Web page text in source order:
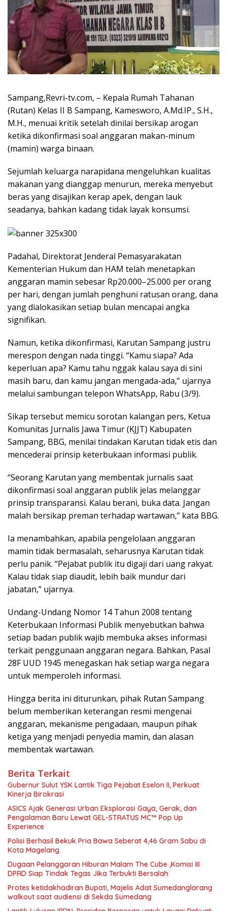
Sampang,Revri-tv.com, – Kepala Rumah Tahanan
(Rutan) Kelas II B Sampang, Kamesworo, A.Md.IP., S.H.,
M.H., menuai kritik setelah dinilai bersikap arogan
ketika dikonfirmasi soal anggaran makan-minum
(mamin) warga binaan.
Sejumlah keluarga narapidana mengeluhkan kualitas
makanan yang dianggap menurun, mereka menyebut
beras yang disajikan kerap apek, dengan lauk
seadanya, bahkan kadang tidak layak konsumsi.
Padahal, Direktorat Jenderal Pemasyarakatan
Kementerian Hukum dan HAM telah menetapkan
anggaran mamin sebesar Rp20.000–25.000 per orang
per hari, dengan jumlah penghuni ratusan orang, dana
yang dialokasikan setiap bulan mencapai angka
signifikan.
Namun, ketika dikonfirmasi, Karutan Sampang justru
merespon dengan nada tinggi. “Kamu siapa? Ada
keperluan apa? Kamu tahu nggak kalau saya di sini
masih baru, dan kamu jangan mengada-ada,” ujarnya
melalui sambungan telepon WhatsApp, Rabu (3/9).
Sikap tersebut memicu sorotan kalangan pers, Ketua
Komunitas Jurnalis Jawa Timur (KJJT) Kabupaten
Sampang, BBG, menilai tindakan Karutan tidak etis dan
mencederai prinsip keterbukaan informasi publik.
“Seorang Karutan yang membentak jurnalis saat
dikonfirmasi soal anggaran publik jelas melanggar
prinsip transparansi. Kalau berani, buka data. Jangan
malah bersikap preman terhadap wartawan,” kata BBG.
Ia menambahkan, apabila pengelolaan anggaran
mamin tidak bermasalah, seharusnya Karutan tidak
perlu panik. “Pejabat publik itu digaji dari uang rakyat.
Kalau tidak siap diaudit, lebih baik mundur dari
jabatan,” ujarnya.
Undang-Undang Nomor 14 Tahun 2008 tentang
Keterbukaan Informasi Publik menyebutkan bahwa
setiap badan publik wajib membuka akses informasi
terkait penggunaan anggaran negara. Bahkan, Pasal
28F UUD 1945 menegaskan hak setiap warga negara
untuk memperoleh informasi.
Hingga berita ini diturunkan, pihak Rutan Sampang
belum memberikan keterangan resmi mengenai
anggaran, mekanisme pengadaan, maupun pihak
ketiga yang menjadi penyedia mamin, dan alasan
membentak wartawan.
Berita Terkait
Gubernur Sulut YSK Lantik Tiga Pejabat Eselon II, Perkuat
Kinerja Birokrasi
ASICS Ajak Generasi Urban Eksplorasi Gaya, Gerak, dan
Pengalaman Baru Lewat GEL-STRATUS MC™ Pop Up
Experience
Polisi Berhasil Bekuk Pria Bawa Seberat 4,46 Gram Sabu di
Kota Magelang.
Dugaan Pelanggaran Hiburan Malam The Cube ,Komisi III
DPRD Siap Tindak Tegas Jika Terbukti Bersalah
Protes ketidakhadiran Bupati, Majelis Adat Sumedanglarang
walkout saat audiensi di Sekda Sumedang